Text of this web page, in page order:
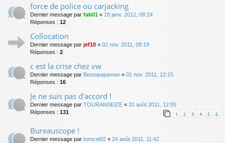
force de police ou carjacking
Dernier message par fab01 « 18 janv. 2012, 08:24
Réponses : 12
Collocation
Dernier message par jef10 « 02 nov. 2011, 08:19
Réponses : 2
c est la crise chez vw
Dernier message par Bestopapaman « 01 nov. 2011, 12:15
Réponses : 16
Je ne suis pas d'accord !
Dernier message par TOURANSEIZE « 31 août 2011, 12:05
Réponses : 131 1 2 3 4 5 6
Bureauscope !
Dernier message par tomcat92 « 24 août 2011, 11:42